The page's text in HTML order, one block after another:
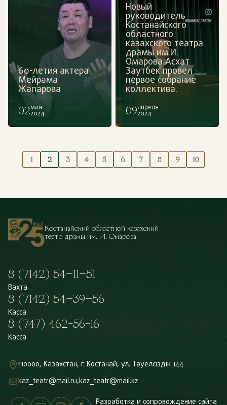
60-летия актера
Мейрама
Жапарова
02мая
2024
Новый
руководитель
Костанайского
областного
казахского театра
драмы им.И.
Омарова Асхат
Заутбек провел
первое собрание
коллектива.
09апреля
2024
1 2 3 4 5 6 7 8 9 10
Костанайский областной казахский
театр драмы им. И. Омарова
8 (7142) 54–11–51
Вахта
8 (7142) 54–39–56
Касса
8 (747) 462-56-16
Касса
110000, Казахстан, г. Костанай, ул. Тәуелсіздік 144
kaz_teatr@mail.ru,kaz_teatr@mail.kz
Разработка и сопровождение сайта